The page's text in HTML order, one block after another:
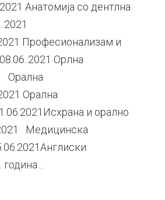
Анатомија со дентлна
2021
Професионализам и
Орлна
Орална
Орална
и орално
Медицинска